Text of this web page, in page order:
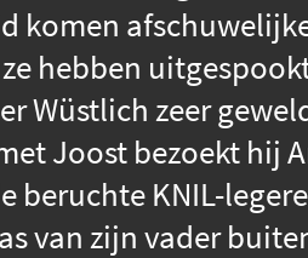
komen
hebben
Wüstlich zeer
Joost bezoekt hij
beruchte KNIL-
van zijn vader